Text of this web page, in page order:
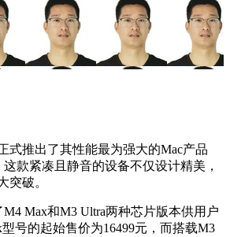
式推出了其性能最为强大的Mac产品
款紧凑且静音的设备不仅设计精美，
突破。
M4 Max和M3 Ultra两种芯片版本供用户
号的起始售价为16499元，而搭载M3